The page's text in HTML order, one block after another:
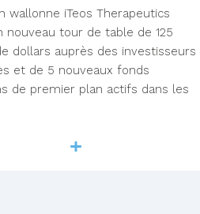
wallonne iTeos Therapeutics
nouveau tour de table de 125
dollars auprès des investisseurs
et de 5 nouveaux fonds
de premier plan actifs dans les
Lire la suite